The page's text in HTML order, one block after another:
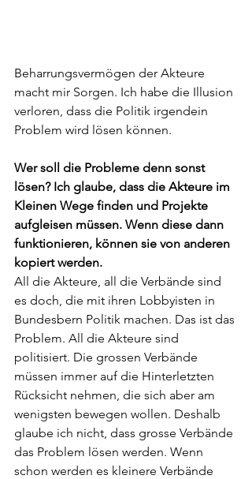
Beharrungsvermögen der Akteure
macht mir Sorgen. Ich habe die Illusion
verloren, dass die Politik irgendein
Problem wird lösen können.
Wer soll die Probleme denn sonst
lösen? Ich glaube, dass die Akteure im
Kleinen Wege finden und Projekte
aufgleisen müssen. Wenn diese dann
funktionieren, können sie von anderen
kopiert werden.
All die Akteure, all die Verbände sind
es doch, die mit ihren Lobbyisten in
Bundesbern Politik machen. Das ist das
Problem. All die Akteure sind
politisiert. Die grossen Verbände
müssen immer auf die Hinterletzten
Rücksicht nehmen, die sich aber am
wenigsten bewegen wollen. Deshalb
glaube ich nicht, dass grosse Verbände
das Problem lösen werden. Wenn
schon werden es kleinere Verbände